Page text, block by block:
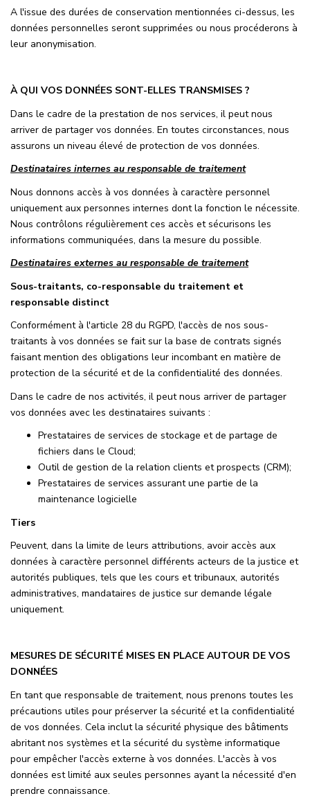
A l'issue des durées de conservation mentionnées ci-dessus, les
données personnelles seront supprimées ou nous procéderons à
leur anonymisation.
À QUI VOS DONNÉES SONT-ELLES TRANSMISES ?
Dans le cadre de la prestation de nos services, il peut nous
arriver de partager vos données. En toutes circonstances, nous
assurons un niveau élevé de protection de vos données.
Destinataires internes au responsable de traitement
Nous donnons accès à vos données à caractère personnel
uniquement aux personnes internes dont la fonction le nécessite.
Nous contrôlons régulièrement ces accès et sécurisons les
informations communiquées, dans la mesure du possible.
Destinataires externes au responsable de traitement
Sous-traitants, co-responsable du traitement et
responsable distinct
Conformément à l'article 28 du RGPD, l'accès de nos sous-
traitants à vos données se fait sur la base de contrats signés
faisant mention des obligations leur incombant en matière de
protection de la sécurité et de la confidentialité des données.
Dans le cadre de nos activités, il peut nous arriver de partager
vos données avec les destinataires suivants :
Prestataires de services de stockage et de partage de
fichiers dans le Cloud;
Outil de gestion de la relation clients et prospects (CRM);
Prestataires de services assurant une partie de la
maintenance logicielle
Tiers
Peuvent, dans la limite de leurs attributions, avoir accès aux
données à caractère personnel différents acteurs de la justice et
autorités publiques, tels que les cours et tribunaux, autorités
administratives, mandataires de justice sur demande légale
uniquement.
MESURES DE SÉCURITÉ MISES EN PLACE AUTOUR DE VOS
DONNÉES
En tant que responsable de traitement, nous prenons toutes les
précautions utiles pour préserver la sécurité et la confidentialité
de vos données. Cela inclut la sécurité physique des bâtiments
abritant nos systèmes et la sécurité du système informatique
pour empêcher l'accès externe à vos données. L'accès à vos
données est limité aux seules personnes ayant la nécessité d'en
prendre connaissance.